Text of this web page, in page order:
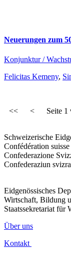
Neuerungen zum
Konjunktur /
Felicitas Kemeny,
<< < Seite 1
Schweizerische
Confédération suisse
Confederazione
Confederaziun svizra
Eidgenössisches
Wirtschaft, Bildung
Staatssekretariat für
Über uns
Kontakt